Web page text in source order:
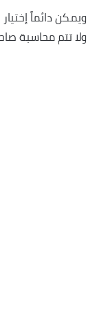
ويمكن دائماً
ولا تتم محاسبة